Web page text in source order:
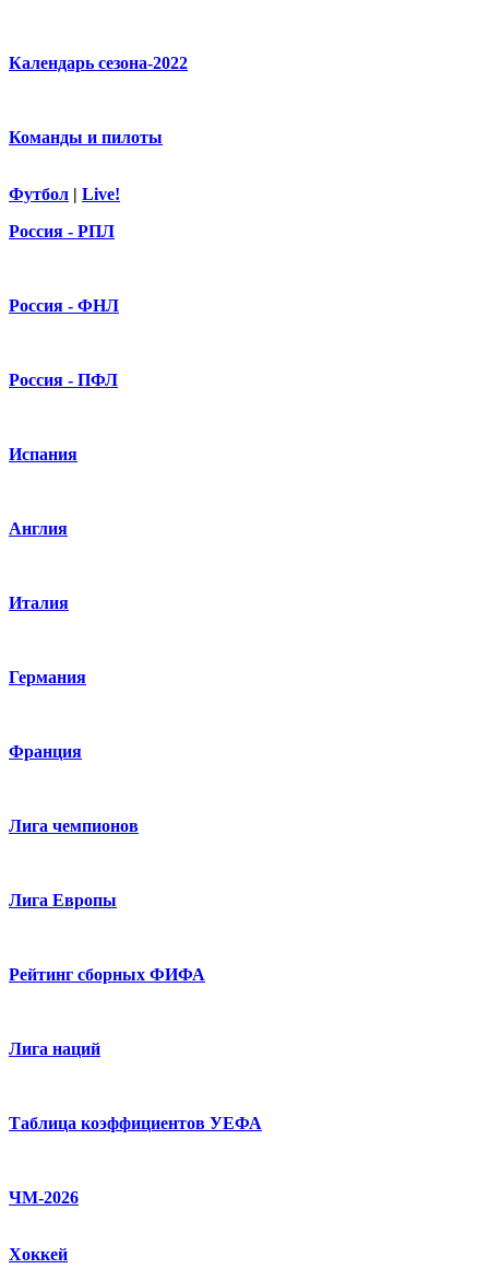
Календарь сезона-2022
Команды и пилоты
Футбол | Live!
Россия - РПЛ
Россия - ФНЛ
Россия - ПФЛ
Испания
Англия
Италия
Германия
Франция
Лига чемпионов
Лига Европы
Рейтинг сборных ФИФА
Лига наций
Таблица коэффициентов УЕФА
ЧМ-2026
Хоккей